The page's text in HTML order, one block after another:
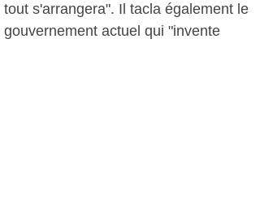
tout s'arrangera". Il tacla également le
gouvernement actuel qui "invente